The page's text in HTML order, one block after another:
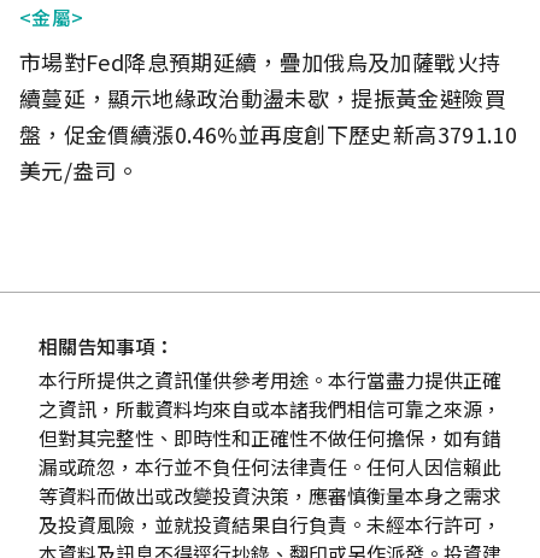
<金屬>
市場對Fed降息預期延續，疊加俄烏及加薩戰火持
續蔓延，顯示地緣政治動盪未歇，提振黃金避險買
盤，促金價續漲0.46%並再度創下歷史新高3791.10
美元/盎司。
相關告知事項：
本行所提供之資訊僅供參考用途。本行當盡力提供正確
之資訊，所載資料均來自或本諸我們相信可靠之來源，
但對其完整性、即時性和正確性不做任何擔保，如有錯
漏或疏忽，本行並不負任何法律責任。任何人因信賴此
等資料而做出或改變投資決策，應審慎衡量本身之需求
及投資風險，並就投資結果自行負責。未經本行許可，